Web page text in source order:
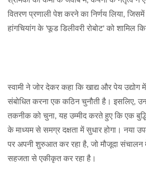
वितरण प्रणाली पेश करने का निर्णय लिया,
हांगचियांग के 'फूड डिलीवरी रोबोट' को शामिल
स्वामी ने जोर देकर कहा कि खाद्य और पेय उद्योग
संबोधित करना एक कठिन चुनौती है। इसलिए,
तकनीक को चुना, यह उम्मीद करते हुए कि एक
के माध्यम से समग्र दक्षता में सुधार होगा। नया
पर अपनी शुरुआत कर रहा है, जो मौजूदा संचालन में
सहजता से एकीकृत कर रहा है।